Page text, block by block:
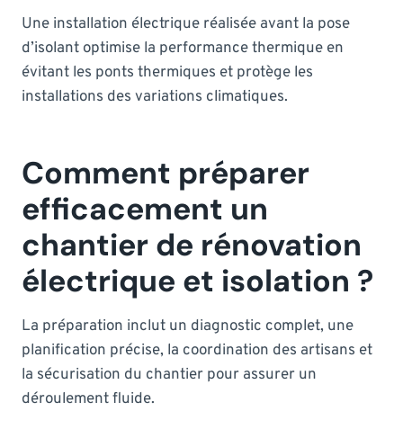
Une installation électrique réalisée avant la pose
d’isolant optimise la performance thermique en
évitant les ponts thermiques et protège les
installations des variations climatiques.
Comment préparer
efficacement un
chantier de rénovation
électrique et isolation ?
La préparation inclut un diagnostic complet, une
planification précise, la coordination des artisans et
la sécurisation du chantier pour assurer un
déroulement fluide.